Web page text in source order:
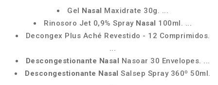
Gel Nasal Maxidrate 30g. ...
Rinosoro Jet 0,9% Spray Nasal 100ml. ...
Decongex Plus Aché Revestido - 12 Comprimidos.
...
Descongestionante Nasal Nasoar 30 Envelopes. ...
Descongestionante Nasal Salsep Spray 360º 50ml.